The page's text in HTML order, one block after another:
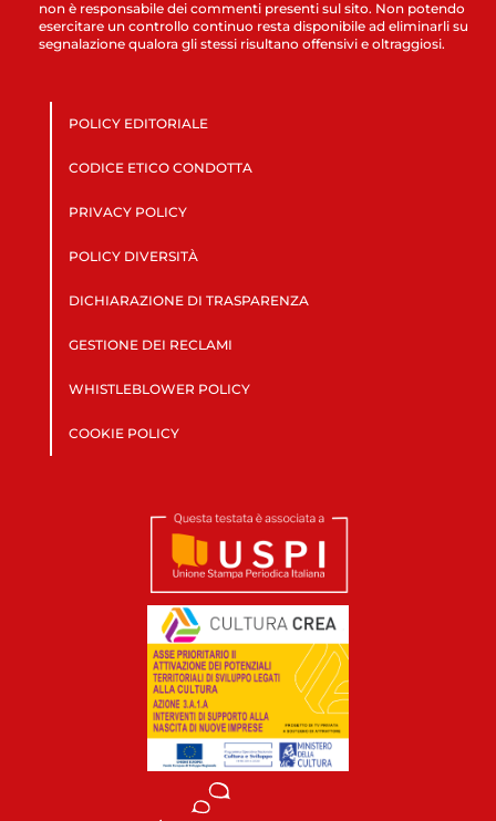
non è responsabile dei commenti presenti sul sito. Non potendo
esercitare un controllo continuo resta disponibile ad eliminarli su
segnalazione qualora gli stessi risultano offensivi e oltraggiosi.
POLICY EDITORIALE
CODICE ETICO CONDOTTA
PRIVACY POLICY
POLICY DIVERSITÀ
DICHIARAZIONE DI TRASPARENZA
GESTIONE DEI RECLAMI
WHISTLEBLOWER POLICY
COOKIE POLICY